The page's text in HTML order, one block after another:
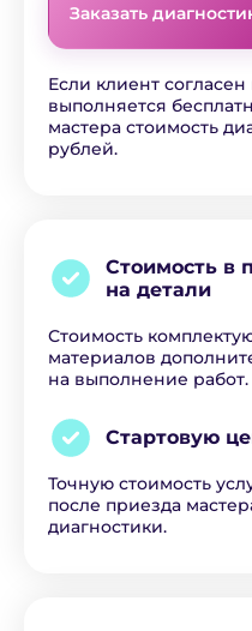
Заказать
Если клиент
выполняется
мастера стоимость
рублей.
Стоимость в
на детали
Стоимость
материалов
на выполнение работ.
Стартовую
Точную стоимость
после приезда
диагностики.